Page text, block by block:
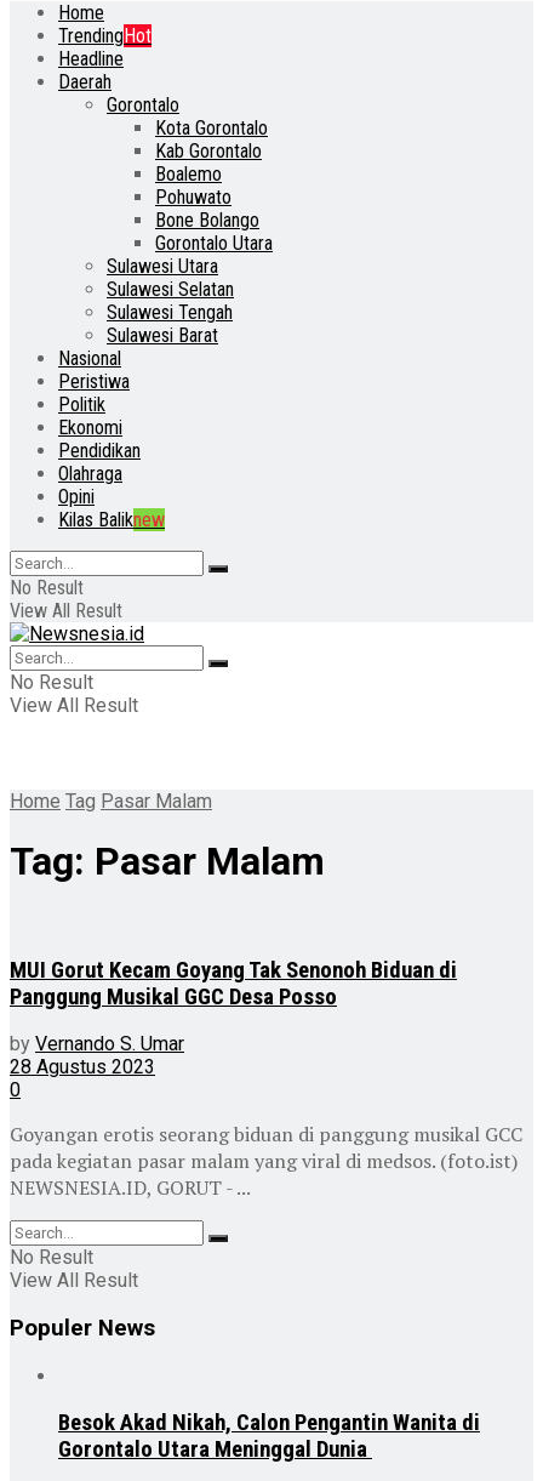
Home
TrendingHot
Headline
Daerah
Gorontalo
Kota Gorontalo
Kab Gorontalo
Boalemo
Pohuwato
Bone Bolango
Gorontalo Utara
Sulawesi Utara
Sulawesi Selatan
Sulawesi Tengah
Sulawesi Barat
Nasional
Peristiwa
Politik
Ekonomi
Pendidikan
Olahraga
Opini
Kilas Baliknew
No Result
View All Result
No Result
View All Result
Home Tag Pasar Malam
Tag: Pasar Malam
MUI Gorut Kecam Goyang Tak Senonoh Biduan di
Panggung Musikal GGC Desa Posso
by Vernando S. Umar
28 Agustus 2023
0
Goyangan erotis seorang biduan di panggung musikal GCC
pada kegiatan pasar malam yang viral di medsos. (foto.ist)
NEWSNESIA.ID, GORUT - ...
No Result
View All Result
Populer News
Besok Akad Nikah, Calon Pengantin Wanita di
Gorontalo Utara Meninggal Dunia